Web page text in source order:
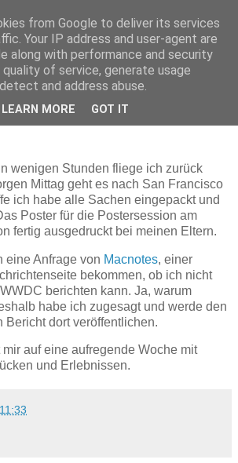
wenigen Stunden fliege ich zurück
Mittag geht es nach San Francisco
ich habe alle Sachen eingepackt und
Poster für die Postersession am
fertig ausgedruckt bei meinen Eltern.
eine Anfrage von Macnotes, einer
bekommen, ob ich nicht
berichten kann. Ja, warum
habe ich zugesagt und werde den
Bericht dort veröffentlichen.
auf eine aufregende Woche mit
und Erlebnissen.
11:33
from Google to deliver its services
Your IP address and user-agent are
along with performance and security
of service, generate usage
and address abuse.
LEARN MORE GOT IT